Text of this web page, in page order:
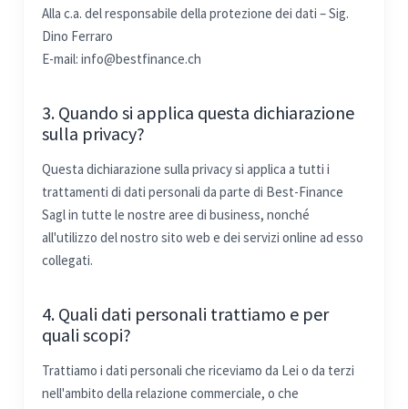
Alla c.a. del responsabile della protezione dei dati – Sig.
Dino Ferraro
E-mail: info@bestfinance.ch
3. Quando si applica questa dichiarazione
sulla privacy?
Questa dichiarazione sulla privacy si applica a tutti i
trattamenti di dati personali da parte di Best-Finance
Sagl in tutte le nostre aree di business, nonché
all'utilizzo del nostro sito web e dei servizi online ad esso
collegati.
4. Quali dati personali trattiamo e per
quali scopi?
Trattiamo i dati personali che riceviamo da Lei o da terzi
nell'ambito della relazione commerciale, o che